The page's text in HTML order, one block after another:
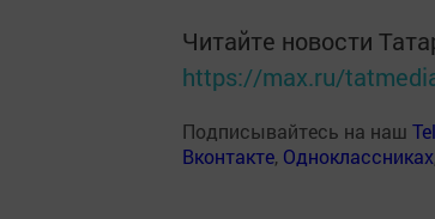
Читайте новости
https://max.ru/
Подписывайтесь на наш
Вконтакте, Одноклассниках